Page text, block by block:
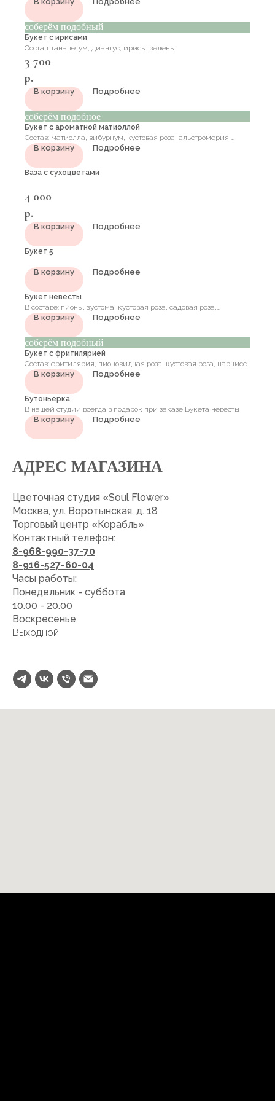
соберём подобный
Букет с ирисами
Состав: танацетум, диантус, ирисы, зелень
3 700
р.
В корзину Подробнее
соберём подобное
Букет с ароматной матиоллой
Состав: матиолла, вибурнум, кустовая роза, альстромерия,
диантус, одноголовая роза, зелень эвкалипт
В корзину Подробнее
Ваза с сухоцветами
4 000
р.
В корзину Подробнее
Букет 5
В корзину Подробнее
Букет невесты
В составе: пионы, эустома, кустовая роза, садовая роза,
эвкалипт
В корзину Подробнее
соберём подобный
Букет с фритилярией
Состав: фритилярия, пионовидная роза, кустовая роза, нарцисс,
альстромерия, диантус, зелень эвкалипт
В корзину Подробнее
Бутоньерка
В нашей студии всегда в подарок при заказе Букета невесты
В корзину Подробнее
АДРЕС МАГАЗИНА
Цветочная студия «Soul Flower»
Москва, ул. Воротынская, д. 18
Торговый центр «Корабль»
Контактный телефон:
8-968-990-37-70
8-916-527-60-04
Часы работы:
Понедельник - суббота
10.00 - 20.00
Воскресенье
Выходной